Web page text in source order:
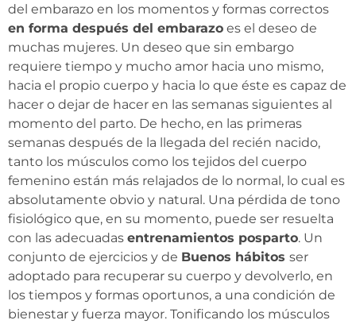
del embarazo en los momentos y formas correctos
en forma después del embarazo es el deseo de
muchas mujeres. Un deseo que sin embargo
requiere tiempo y mucho amor hacia uno mismo,
hacia el propio cuerpo y hacia lo que éste es capaz de
hacer o dejar de hacer en las semanas siguientes al
momento del parto. De hecho, en las primeras
semanas después de la llegada del recién nacido,
tanto los músculos como los tejidos del cuerpo
femenino están más relajados de lo normal, lo cual es
absolutamente obvio y natural. Una pérdida de tono
fisiológico que, en su momento, puede ser resuelta
con las adecuadas entrenamientos posparto. Un
conjunto de ejercicios y de Buenos hábitos ser
adoptado para recuperar su cuerpo y devolverlo, en
los tiempos y formas oportunos, a una condición de
bienestar y fuerza mayor. Tonificando los músculos